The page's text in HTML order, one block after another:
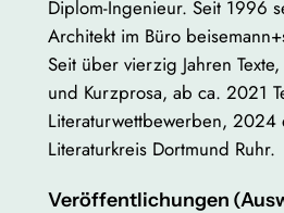
Diplom-Ingenieur. Seit 1996
Architekt im Büro
Seit über vierzig Jahren
und Kurzprosa, ab ca. 2021
Literaturwettbewerben, 2024
Literaturkreis Dortmund Ruhr.
Veröffentlichungen